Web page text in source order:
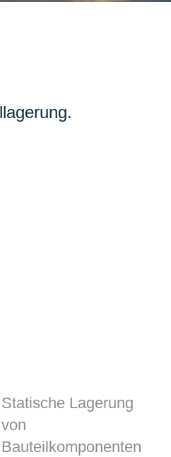
Statische Lagerung
von
Bauteilkomponenten